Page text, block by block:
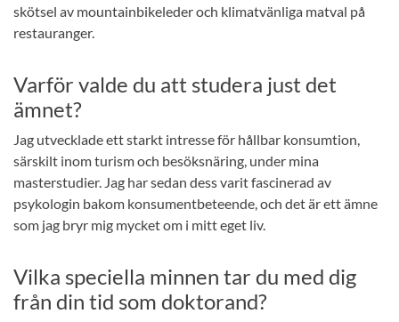
skötsel av mountainbikeleder och klimatvänliga matval på
restauranger.
Varför valde du att studera just det
ämnet?
Jag utvecklade ett starkt intresse för hållbar konsumtion,
särskilt inom turism och besöksnäring, under mina
masterstudier. Jag har sedan dess varit fascinerad av
psykologin bakom konsumentbeteende, och det är ett ämne
som jag bryr mig mycket om i mitt eget liv.
Vilka speciella minnen tar du med dig
från din tid som doktorand?